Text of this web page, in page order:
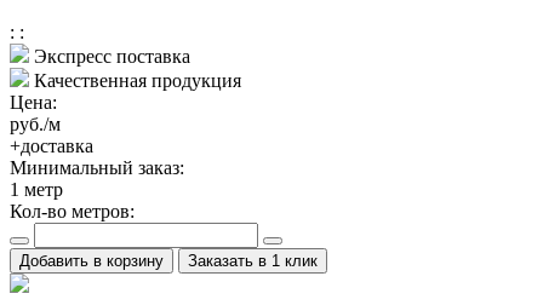
: :
Экспресс поставка
Качественная продукция
Цена:
руб./м
+доставка
Минимальный заказ:
1 метр
Кол-во метров:
Добавить в корзину Заказать в 1 клик